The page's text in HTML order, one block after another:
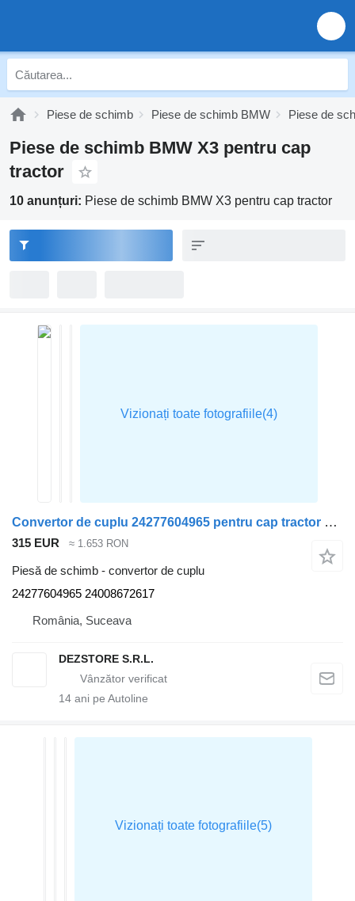
Piese de schimb Piese de schimb BMW Piese de
Piese de schimb BMW X3 pentru cap
tractor
10 anunțuri: Piese de schimb BMW X3 pentru cap tractor
Convertor de cuplu 24277604965 pentru cap tractor BMW X3
315 EUR ≈ 1.653 RON
Piesă de schimb - convertor de cuplu
24277604965 24008672617
România, Suceava
DEZSTORE S.R.L.
14 ani pe Autoline